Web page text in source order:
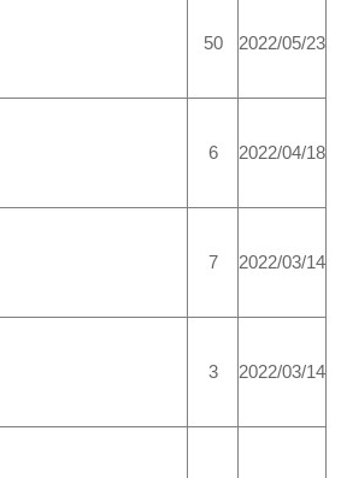
50 2022/05/23
6 2022/04/18
7 2022/03/14
3 2022/03/14